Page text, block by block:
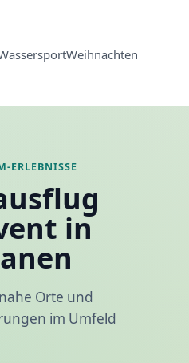
Weihnachten
ERLEBNISSE
in
Orte und
im Umfeld